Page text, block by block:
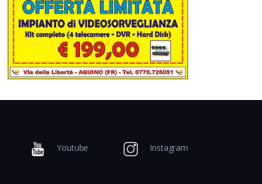
Youtube Instagram